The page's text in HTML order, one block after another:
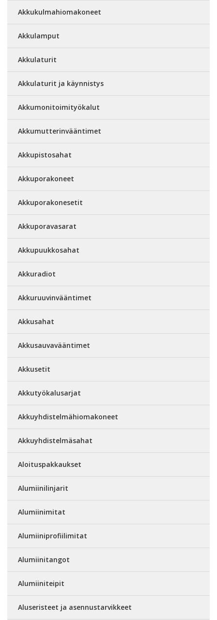
Akkukulmahiomakoneet
Akkulamput
Akkulaturit
Akkulaturit ja käynnistys
Akkumonitoimityökalut
Akkumutterinvääntimet
Akkupistosahat
Akkuporakoneet
Akkuporakonesetit
Akkuporavasarat
Akkupuukkosahat
Akkuradiot
Akkuruuvinvääntimet
Akkusahat
Akkusauvavääntimet
Akkusetit
Akkutyökalusarjat
Akkuyhdistelmähiomakoneet
Akkuyhdistelmäsahat
Aloituspakkaukset
Alumiinilinjarit
Alumiinimitat
Alumiiniprofiilimitat
Alumiinitangot
Alumiiniteipit
Aluseristeet ja asennustarvikkeet